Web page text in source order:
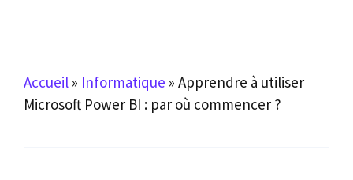
Accueil » Informatique » Apprendre à utiliser
Microsoft Power BI : par où commencer ?